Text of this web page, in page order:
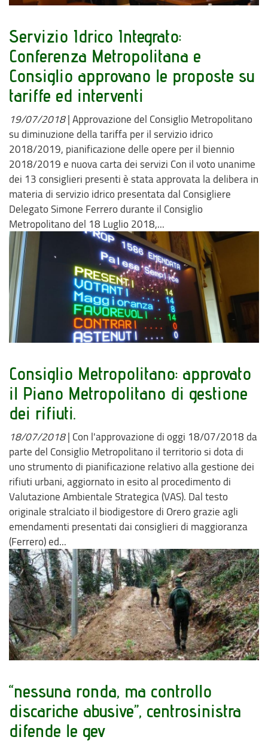
Servizio Idrico Integrato:
Conferenza Metropolitana e
Consiglio approvano le proposte su
tariffe ed interventi
19/07/2018| Approvazione del Consiglio Metropolitano
su diminuzione della tariffa per il servizio idrico
2018/2019, pianificazione delle opere per il biennio
2018/2019 e nuova carta dei servizi Con il voto unanime
dei 13 consiglieri presenti è stata approvata la delibera in
materia di servizio idrico presentata dal Consigliere
Delegato Simone Ferrero durante il Consiglio
Metropolitano del 18 Luglio 2018,...
Consiglio Metropolitano: approvato
il Piano Metropolitano di gestione
dei rifiuti.
18/07/2018| Con l'approvazione di oggi 18/07/2018 da
parte del Consiglio Metropolitano il territorio si dota di
uno strumento di pianificazione relativo alla gestione dei
rifiuti urbani, aggiornato in esito al procedimento di
Valutazione Ambientale Strategica (VAS). Dal testo
originale stralciato il biodigestore di Orero grazie agli
emendamenti presentati dai consiglieri di maggioranza
(Ferrero) ed...
“nessuna ronda, ma controllo
discariche abusive”, centrosinistra
difende le gev